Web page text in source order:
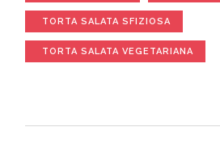
TORTA SALATA SFIZIOSA
TORTA SALATA VEGETARIANA